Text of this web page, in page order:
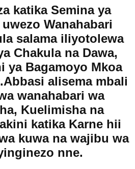
katika Semina ya
Wanahabari
salama iliyotolewa
Chakula na Dawa,
ya Bagamoyo Mkoa
alisema mbali
wanahabari wa
Kuelimisha na
katika Karne hii
kuwa na wajibu wa
nne.